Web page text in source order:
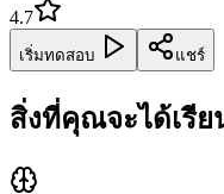
4.7
เริ่มทดสอบ แชร์
สิ่งที่คุณจะได้เรีย